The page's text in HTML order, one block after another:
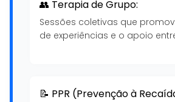
👥 Terapia de Grupo:
Sessões coletivas que
de experiências e o apoio
📝 PPR (Prevenção à